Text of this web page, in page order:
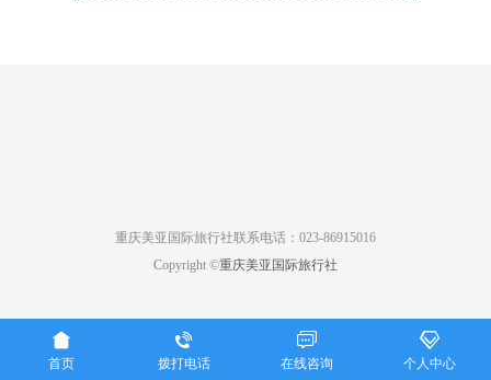
重庆美亚国际旅行社联系电话：023-86915016
Copyright ©重庆美亚国际旅行社

首页

拨打电话

在线咨询

个人中心